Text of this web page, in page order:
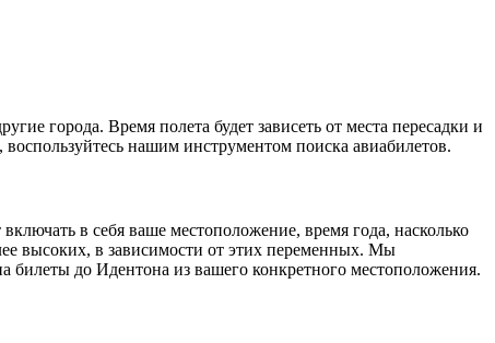
города. Время полета будет зависеть от места пересадки и
нашим инструментом поиска авиабилетов.
в себя ваше местоположение, время года, насколько
высоких, в зависимости от этих переменных. Мы
до Идентона из вашего конкретного местоположения.